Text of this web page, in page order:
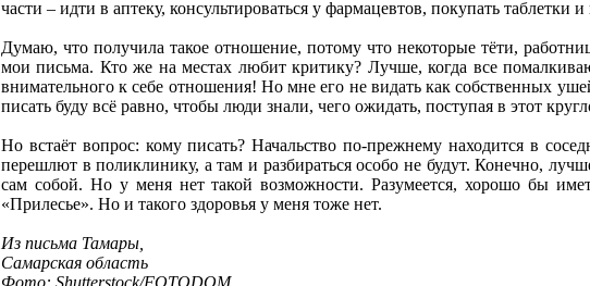
части – идти в аптеку, консультироваться у фармацевтов, покупать таблетки
Думаю, что получила такое отношение, потому что некоторые тёти,
мои письма. Кто же на местах любит критику? Лучше, когда все
внимательного к себе отношения! Но мне его не видать как собственных
писать буду всё равно, чтобы люди знали, чего ожидать, поступая в этот
Но встаёт вопрос: кому писать? Начальство по-прежнему находится в
перешлют в поликлинику, а там и разбираться особо не будут. Конечно,
сам собой. Но у меня нет такой возможности. Разумеется, хорошо бы
«Прилесье». Но и такого здоровья у меня тоже нет.
Из письма Тамары,
Самарская область